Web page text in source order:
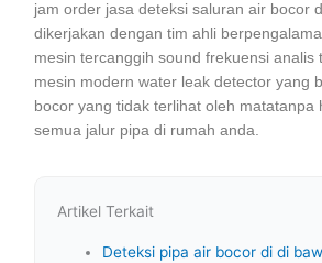
jam order jasa deteksi saluran air bocor
dikerjakan dengan tim ahli
mesin tercanggih sound frekuensi analis
mesin modern water leak detector yang
bocor yang tidak terlihat oleh matatanpa
semua jalur pipa di rumah anda.
Artikel Terkait
Deteksi pipa air bocor di di